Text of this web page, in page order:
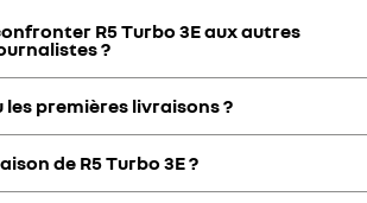
R5 Turbo 3E aux autres
?
dans le développement et la mise au point
aux journalistes mais c'est bien prévu.
premières livraisons ?
arriveront courant 2027. Elles s'étaleront
d'environ 660 exemplaires par an.
de R5 Turbo 3E ?